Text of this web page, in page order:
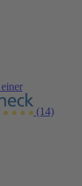
(14)